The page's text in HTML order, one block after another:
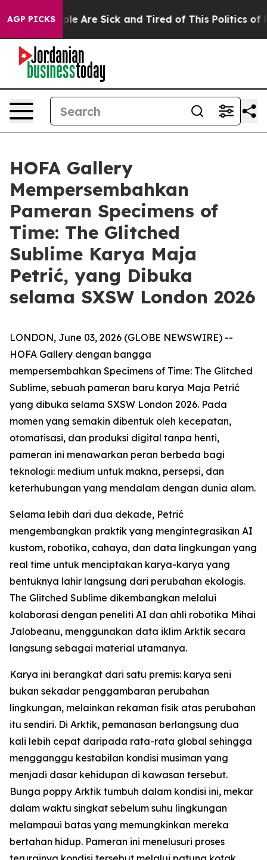
AGP PICKS
“People Are Sick and Tired of This Politics of
HOFA Gallery
Mempersembahkan
Pameran Specimens of
Time: The Glitched
Sublime Karya Maja
Petrić, yang Dibuka
selama SXSW London 2026
LONDON, June 03, 2026 (GLOBE NEWSWIRE) --
HOFA Gallery dengan bangga
mempersembahkan Specimens of Time: The Glitched
Sublime, sebuah pameran baru karya Maja Petrić
yang dibuka selama SXSW London 2026. Pada
momen yang semakin dibentuk oleh kecepatan,
otomatisasi, dan produksi digital tanpa henti,
pameran ini menawarkan peran berbeda bagi
teknologi: medium untuk makna, persepsi, dan
keterhubungan yang mendalam dengan dunia alam.
Selama lebih dari dua dekade, Petrić
mengembangkan praktik yang mengintegrasikan AI
kustom, robotika, cahaya, dan data lingkungan yang
real time untuk menciptakan karya-karya yang
bentuknya lahir langsung dari perubahan ekologis.
The Glitched Sublime dikembangkan melalui
kolaborasi dengan peneliti AI dan ahli robotika Mihai
Jalobeanu, menggunakan data iklim Arktik secara
langsung sebagai material utamanya.
Karya ini berangkat dari satu premis: karya seni
bukan sekadar penggambaran perubahan
lingkungan, melainkan rekaman fisik atas perubahan
itu sendiri. Di Arktik, pemanasan berlangsung dua
kali lebih cepat daripada rata-rata global sehingga
mengganggu kestabilan kondisi musiman yang
menjadi dasar kehidupan di kawasan tersebut.
Bunga poppy Arktik tumbuh dalam kondisi ini, mekar
dalam waktu singkat sebelum suhu lingkungan
melampaui batas yang memungkinkan mereka
bertahan hidup. Pameran ini menelusuri proses